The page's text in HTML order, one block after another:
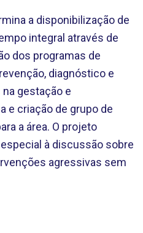
a disponibilização de
integral através de
dos programas de
diagnóstico e
gestação e
e criação de grupo de
a área. O projeto
à discussão sobre
agressivas sem